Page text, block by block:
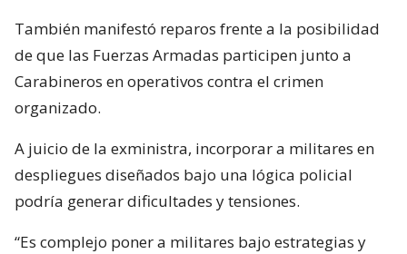
También manifestó reparos frente a la posibilidad
de que las Fuerzas Armadas participen junto a
Carabineros en operativos contra el crimen
organizado.
A juicio de la exministra, incorporar a militares en
despliegues diseñados bajo una lógica policial
podría generar dificultades y tensiones.
“Es complejo poner a militares bajo estrategias y